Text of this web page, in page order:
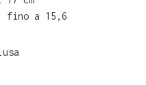
: fino a 15,6